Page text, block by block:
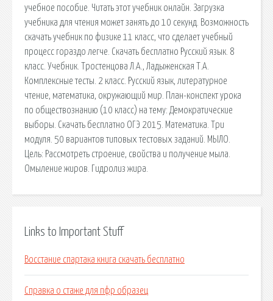
учебное пособие. Читать этот учебник онлайн. Загрузка
учебника для чтения может занять до 10 секунд. Возможность
скачать учебник по физике 11 класс, что сделает учебный
процесс гораздо легче. Скачать бесплатно Русский язык. 8
класс. Учебник. Тростенцова Л.А., Ладыженская Т.А.
Комплексные тесты. 2 класс. Русский язык, литературное
чтение, математика, окружающий мир. План-конспект урока
по обществознанию (10 класс) на тему: Демократические
выборы. Скачать бесплатно ОГЭ 2015. Математика. Три
модуля. 50 вариантов типовых тестовых заданий. МЫЛО.
Цель: Рассмотреть строение, свойства и получение мыла.
Омыление жиров. Гидролиз жира.
Links to Important Stuff
Восстание спартака книга скачать бесплатно
Справка о стаже для пфр образец